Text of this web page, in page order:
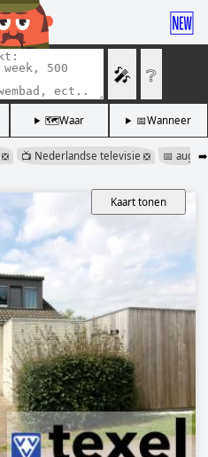
🆕
🎤 ❔
🗺️Waar 📅Wanneer
➡️
❎ 📺 Nederlandse televisie ❎ 📅
Kaart tonen